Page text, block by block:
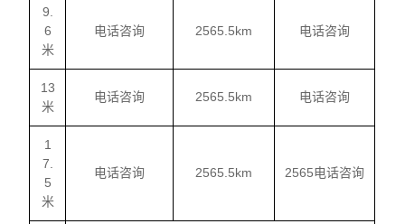
9.
6
米
电话咨询 2565.5km 电话咨询
13
米
电话咨询 2565.5km 电话咨询
1
7.
5
米
电话咨询 2565.5km 2565电话咨询